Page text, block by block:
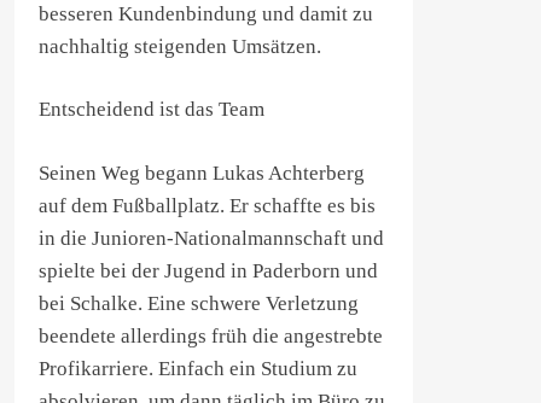
besseren Kundenbindung und damit zu
nachhaltig steigenden Umsätzen.
Entscheidend ist das Team
Seinen Weg begann Lukas Achterberg
auf dem Fußballplatz. Er schaffte es bis
in die Junioren-Nationalmannschaft und
spielte bei der Jugend in Paderborn und
bei Schalke. Eine schwere Verletzung
beendete allerdings früh die angestrebte
Profikarriere. Einfach ein Studium zu